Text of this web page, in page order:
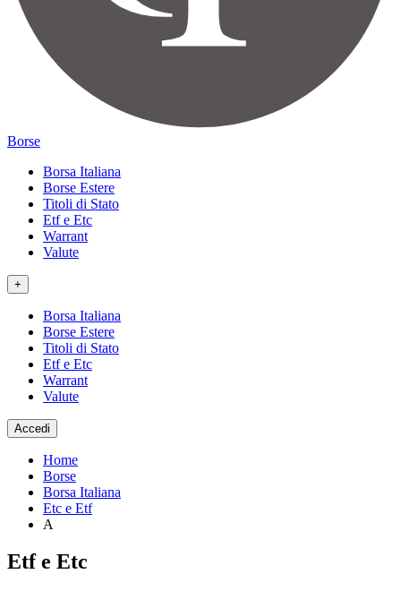
Borse
Borsa Italiana
Borse Estere
Titoli di Stato
Etf e Etc
Warrant
Valute
+
Borsa Italiana
Borse Estere
Titoli di Stato
Etf e Etc
Warrant
Valute
Accedi
Home
Borse
Borsa Italiana
Etc e Etf
A
Etf e Etc